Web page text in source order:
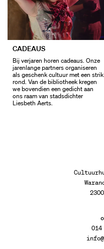
CADEAUS
Bij verjaren horen cadeaus. Onze
jarenlange partners organiseren
als geschenk cultuur met een strik
rond. Van de bibliotheek kregen
we bovendien een gedicht aan
ons raam van stadsdichter
Liesbeth Aerts.